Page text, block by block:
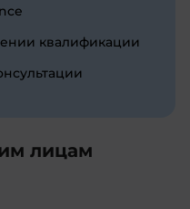
квалификации
лицам